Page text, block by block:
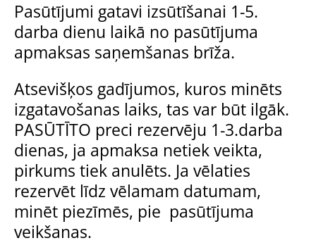
Pasūtījumi gatavi izsūtīšanai 1-5.
darba dienu laikā no pasūtījuma
apmaksas saņemšanas brīža.
Atsevišķos gadījumos, kuros minēts
izgatavošanas laiks, tas var būt ilgāk.
PASŪTĪTO preci rezervēju 1-3.darba
dienas, ja apmaksa netiek veikta,
pirkums tiek anulēts. Ja vēlaties
rezervēt līdz vēlamam datumam,
minēt piezīmēs, pie pasūtījuma
veikšanas.